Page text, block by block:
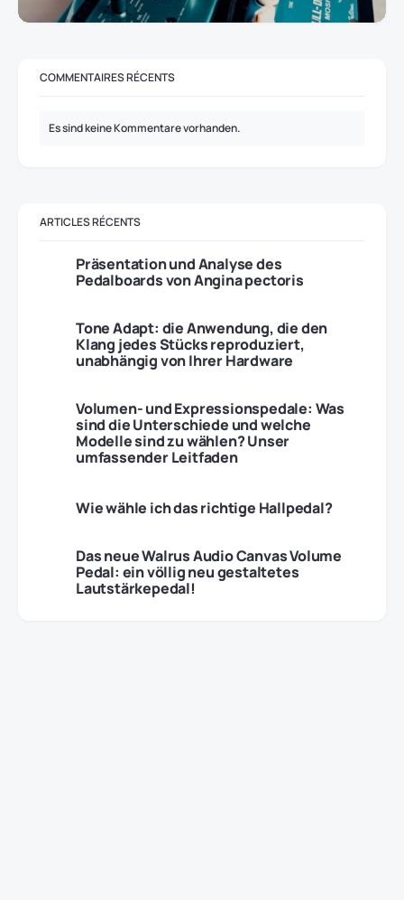
COMMENTAIRES RÉCENTS
Es sind keine Kommentare vorhanden.
ARTICLES RÉCENTS
Präsentation und Analyse des
Pedalboards von Angina pectoris
Tone Adapt: die Anwendung, die den
Klang jedes Stücks reproduziert,
unabhängig von Ihrer Hardware
Volumen- und Expressionspedale: Was
sind die Unterschiede und welche
Modelle sind zu wählen? Unser
umfassender Leitfaden
Wie wähle ich das richtige Hallpedal?
Das neue Walrus Audio Canvas Volume
Pedal: ein völlig neu gestaltetes
Lautstärkepedal!